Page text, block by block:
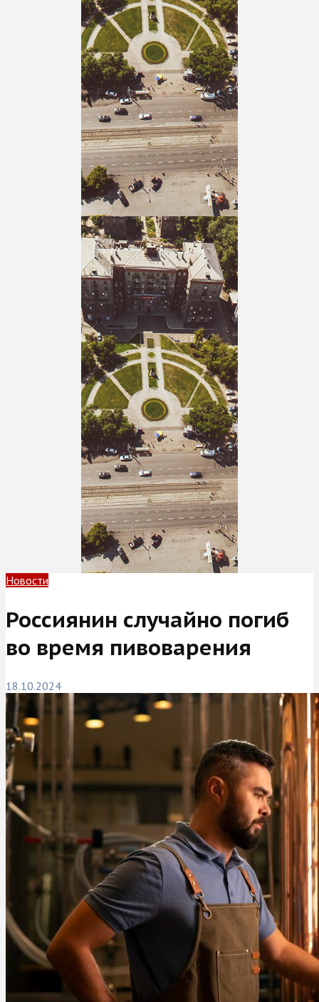
Новости
Россиянин случайно погиб
во время пивоварения
18.10.2024